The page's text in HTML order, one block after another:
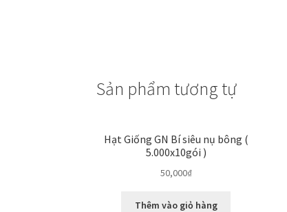
Sản phẩm tương tự
Hạt Giống GN Bí siêu nụ bông (
5.000x10gói )
50,000₫
Thêm vào giỏ hàng